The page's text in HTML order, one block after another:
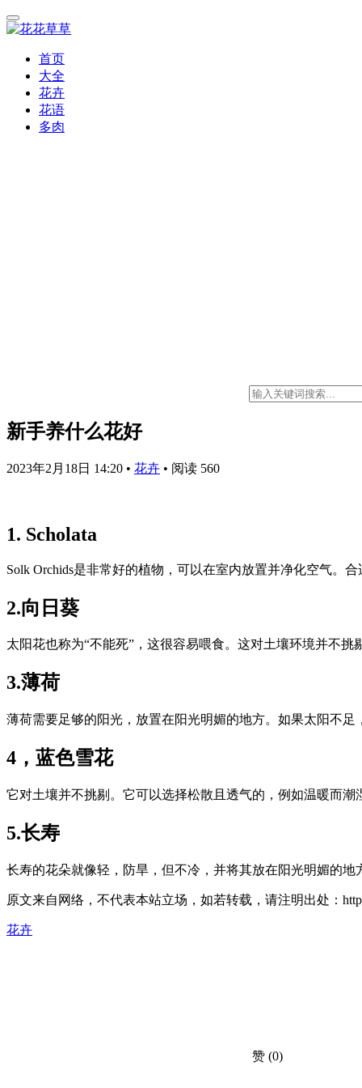
首页
大全
花卉
花语
多肉
新手养什么花好
2023年2月18日 14:20 • 花卉 • 阅读 560
1. Scholata
Solk Orchids是非常好的植物，可以在室内放置并净化空气。合
2.向日葵
太阳花也称为“不能死”，这很容易喂食。这对土壤环境并不挑
3.薄荷
薄荷需要足够的阳光，放置在阳光明媚的地方。如果太阳不足
4，蓝色雪花
它对土壤并不挑剔。它可以选择松散且透气的，例如温暖而潮
5.长寿
长寿的花朵就像轻，防旱，但不冷，并将其放在阳光明媚的地
原文来自网络，不代表本站立场，如若转载，请注明出处：
花卉
赞 (0)